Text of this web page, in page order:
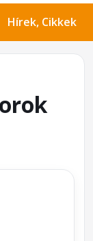
Hírek, Cikkek